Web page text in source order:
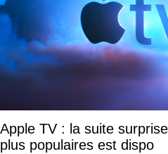
Apple TV : la suite
plus populaires est dispo